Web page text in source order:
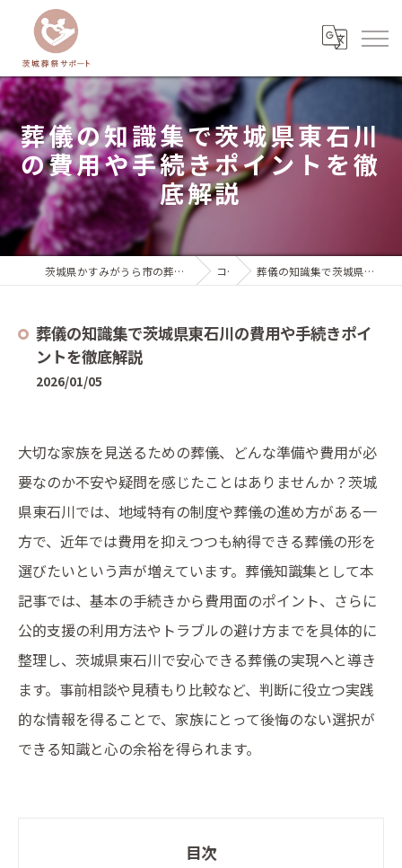
葬儀の知識集で茨城県東石川
の費用や手続きポイントを徹
底解説
茨城県かすみがうら市の葬儀なら茨城葬祭サポート『いばサポのお葬式』 コラム 葬儀の知識集で茨城県東石川の費用や手続きポイントを徹底解説
葬儀の知識集で茨城県東石川の費用や手続きポイ
ントを徹底解説
2026/01/05
大切な家族を見送るための葬儀、どんな準備や費用が必
要なのか不安や疑問を感じたことはありませんか？茨城
県東石川では、地域特有の制度や葬儀の進め方がある一
方で、近年では費用を抑えつつも納得できる葬儀の形を
選びたいという声が増えています。葬儀知識集として本
記事では、基本の手続きから費用面のポイント、さらに
公的支援の利用方法やトラブルの避け方までを具体的に
整理し、茨城県東石川で安心できる葬儀の実現へと導き
ます。事前相談や見積もり比較など、判断に役立つ実践
的な情報を得ることで、家族にとって後悔のない選択が
できる知識と心の余裕を得られます。
目次